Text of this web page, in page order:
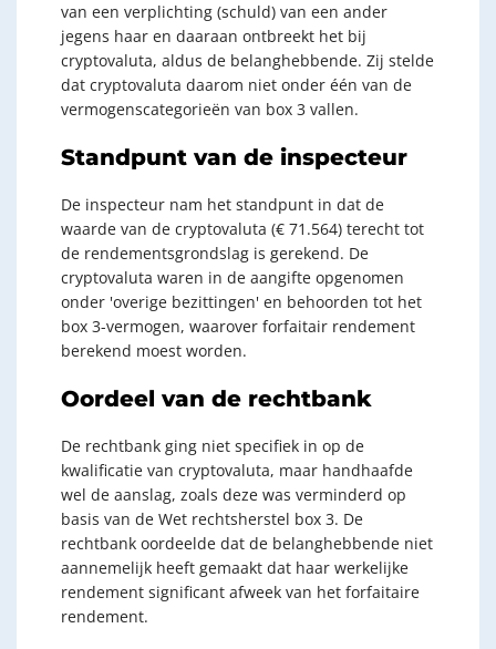
van een verplichting (schuld) van een ander
jegens haar en daaraan ontbreekt het bij
cryptovaluta, aldus de belanghebbende. Zij stelde
dat cryptovaluta daarom niet onder één van de
vermogenscategorieën van box 3 vallen.
Standpunt van de inspecteur
De inspecteur nam het standpunt in dat de
waarde van de cryptovaluta (€ 71.564) terecht tot
de rendementsgrondslag is gerekend. De
cryptovaluta waren in de aangifte opgenomen
onder 'overige bezittingen' en behoorden tot het
box 3-vermogen, waarover forfaitair rendement
berekend moest worden.
Oordeel van de rechtbank
De rechtbank ging niet specifiek in op de
kwalificatie van cryptovaluta, maar handhaafde
wel de aanslag, zoals deze was verminderd op
basis van de Wet rechtsherstel box 3. De
rechtbank oordeelde dat de belanghebbende niet
aannemelijk heeft gemaakt dat haar werkelijke
rendement significant afweek van het forfaitaire
rendement.